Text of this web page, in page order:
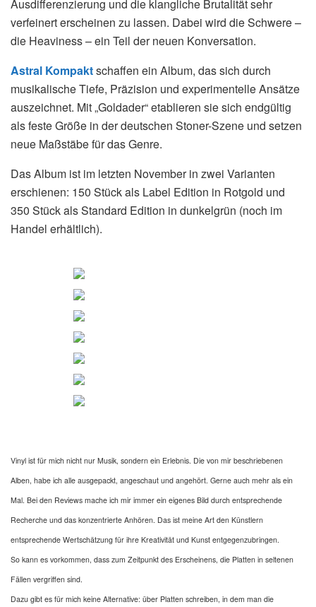
Ausdifferenzierung und die klangliche Brutalität sehr
verfeinert erscheinen zu lassen. Dabei wird die Schwere –
die Heaviness – ein Teil der neuen Konversation.
Astral Kompaktschaffen ein Album, das sich durch
musikalische Tiefe, Präzision und experimentelle Ansätze
auszeichnet. Mit „Goldader“ etablieren sie sich endgültig
als feste Größe in der deutschen Stoner-Szene und setzen
neue Maßstäbe für das Genre.
Das Album ist im letzten November in zwei Varianten
erschienen: 150 Stück als Label Edition in Rotgold und
350 Stück als Standard Edition in dunkelgrün (noch im
Handel erhältlich).
Vinyl ist für mich nicht nur Musik, sondern ein Erlebnis. Die von mir beschriebenen
Alben, habe ich alle ausgepackt, angeschaut und angehört. Gerne auch mehr als ein
Mal. Bei den Reviews mache ich mir immer ein eigenes Bild durch entsprechende
Recherche und das konzentrierte Anhören. Das ist meine Art den Künstlern
entsprechende Wertschätzung für ihre Kreativität und Kunst entgegenzubringen.
So kann es vorkommen, dass zum Zeitpunkt des Erscheinens, die Platten in seltenen
Fällen vergriffen sind.
Dazu gibt es für mich keine Alternative: über Platten schreiben, in dem man die